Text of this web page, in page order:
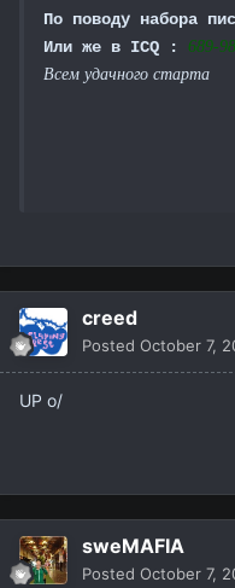
По поводу набора
Или же в ICQ : 689-
Всем удачного старта
creed
Posted October 7,
UP o/
sweMAFIA
Posted October 7,